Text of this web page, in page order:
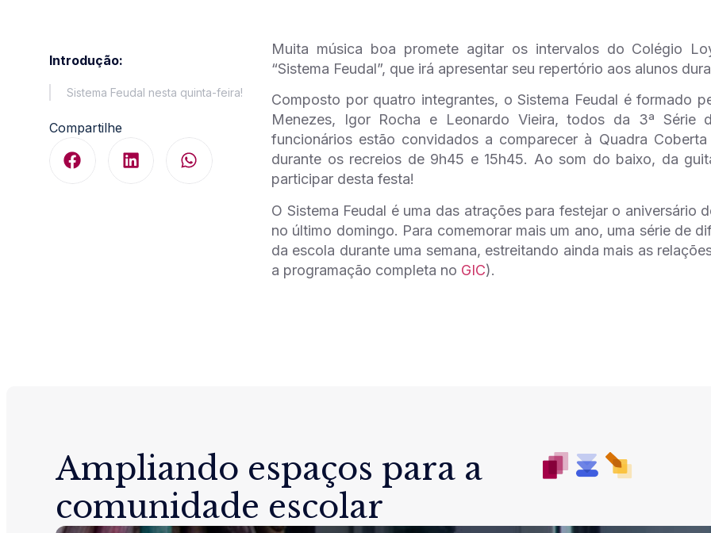
Introdução:
Sistema Feudal nesta quinta-feira!
Compartilhe
Muita música boa promete agitar os intervalos do Colégio
“Sistema Feudal”, que irá apresentar seu repertório aos alunos
Composto por quatro integrantes, o Sistema Feudal é formado
Menezes, Igor Rocha e Leonardo Vieira, todos da 3ª Série
funcionários estão convidados a comparecer à Quadra
durante os recreios de 9h45 e 15h45. Ao som do baixo, da
participar desta festa!
O Sistema Feudal é uma das atrações para festejar o
no último domingo. Para comemorar mais um ano, uma série de
da escola durante uma semana, estreitando ainda mais as
a programação completa no GIC).
Ampliando espaços para a
comunidade escolar